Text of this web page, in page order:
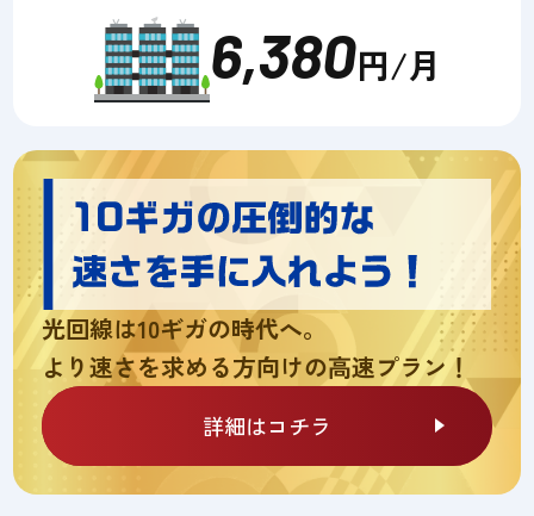
6,380円/月
光回線は10ギガの時代へ。
より速さを求める方向けの高速プラン！
詳細はコチラ